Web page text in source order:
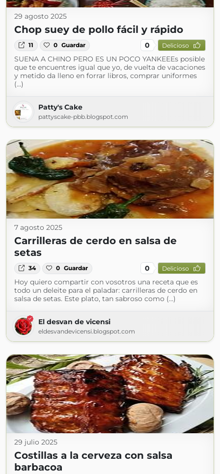
29 agosto 2025
Chop suey de pollo fácil y rápido
11 0 Guardar 0 Delicioso
SUENA A CHINO PERO ES UN POCO YANKEEEs posible
que te encuentres igual que yo, de vuelta de vacaciones
y metido da lleno en forrar libros, comprar uniformes
(...)
Patty's Cake
pattyscake-pbb.blogspot.com
7 agosto 2025
Carrilleras de cerdo en salsa de
setas
34 0 Guardar 0 Delicioso
Hoy quiero compartir con vosotros una receta que es
todo un deleite para el paladar: carrilleras de cerdo en
salsa de setas. Este plato, tan sabroso como (...)
El desvan de vicensi
eldesvandevicensi.blogspot.com
29 julio 2025
Costillas a la cerveza con salsa
barbacoa